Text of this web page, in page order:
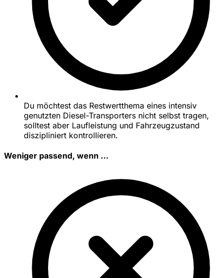
Du möchtest das Restwertthema eines intensiv
genutzten Diesel-Transporters nicht selbst tragen,
solltest aber Laufleistung und Fahrzeugzustand
diszipliniert kontrollieren.
Weniger passend, wenn …